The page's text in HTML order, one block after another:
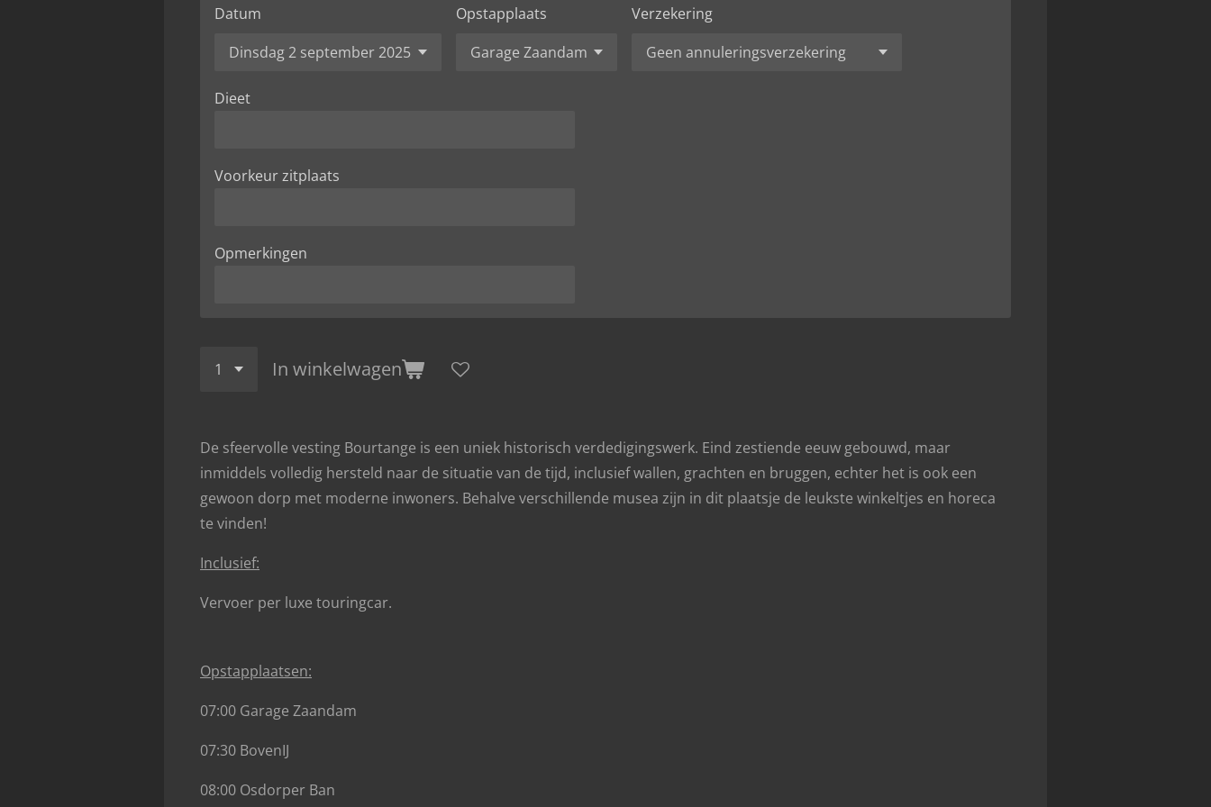
Datum Opstapplaats Verzekering
Dieet
Voorkeur zitplaats
Opmerkingen
In winkelwagen
De sfeervolle vesting Bourtange is een uniek historisch verdedigingswerk. Eind zestiende eeuw gebouwd, maar
inmiddels volledig hersteld naar de situatie van de tijd, inclusief wallen, grachten en bruggen, echter het is ook een
gewoon dorp met moderne inwoners. Behalve verschillende musea zijn in dit plaatsje de leukste winkeltjes en horeca
te vinden!
Inclusief:
Vervoer per luxe touringcar.
Opstapplaatsen:
07:00 Garage Zaandam
07:30 BovenIJ
08:00 Osdorper Ban